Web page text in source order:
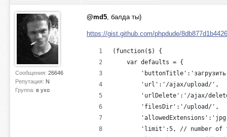
Сообщения: 26646
Репутация: N
Группа: в ухо
@md5, балда ты)
https://gist.github.com/phpdude/
(function($) {
    var defaults = {
        'url':'/ajax/upload/',
'urlDelete':'/ajax/
        'filesDir':'/upload/',
'limit':5, // number of